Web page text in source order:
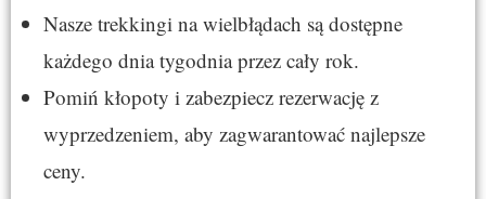
Nasze trekkingi na wielbłądach są dostępne
każdego dnia tygodnia przez cały rok.
Pomiń kłopoty i zabezpiecz rezerwację z
wyprzedzeniem, aby zagwarantować najlepsze
ceny.